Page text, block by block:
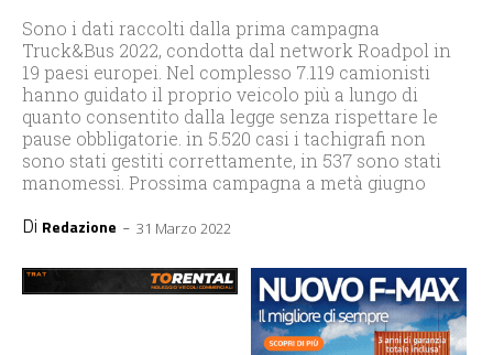
Sono i dati raccolti dalla prima campagna
Truck&Bus 2022, condotta dal network Roadpol in
19 paesi europei. Nel complesso 7.119 camionisti
hanno guidato il proprio veicolo più a lungo di
quanto consentito dalla legge senza rispettare le
pause obbligatorie. in 5.520 casi i tachigrafi non
sono stati gestiti correttamente, in 537 sono stati
manomessi. Prossima campagna a metà giugno
Di Redazione - 31 Marzo 2022